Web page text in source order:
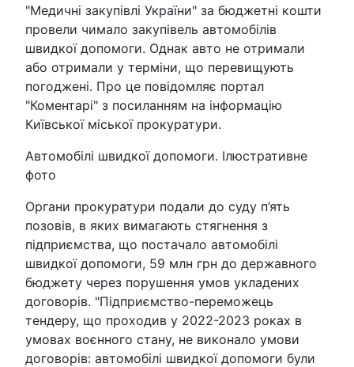
"Медичні закупівлі України" за бюджетні кошти
провели чимало закупівель автомобілів
швидкої допомоги. Однак авто не отримали
або отримали у терміни, що перевищують
погоджені. Про це повідомляє портал
"Коментарі" з посиланням на інформацію
Київської міської прокуратури.
Автомобілі швидкої допомоги. Ілюстративне
фото
Органи прокуратури подали до суду п’ять
позовів, в яких вимагають стягнення з
підприємства, що постачало автомобілі
швидкої допомоги, 59 млн грн до державного
бюджету через порушення умов укладених
договорів. "Підприємство-переможець
тендеру, що проходив у 2022-2023 роках в
умовах воєнного стану, не виконало умови
договорів: автомобілі швидкої допомоги були